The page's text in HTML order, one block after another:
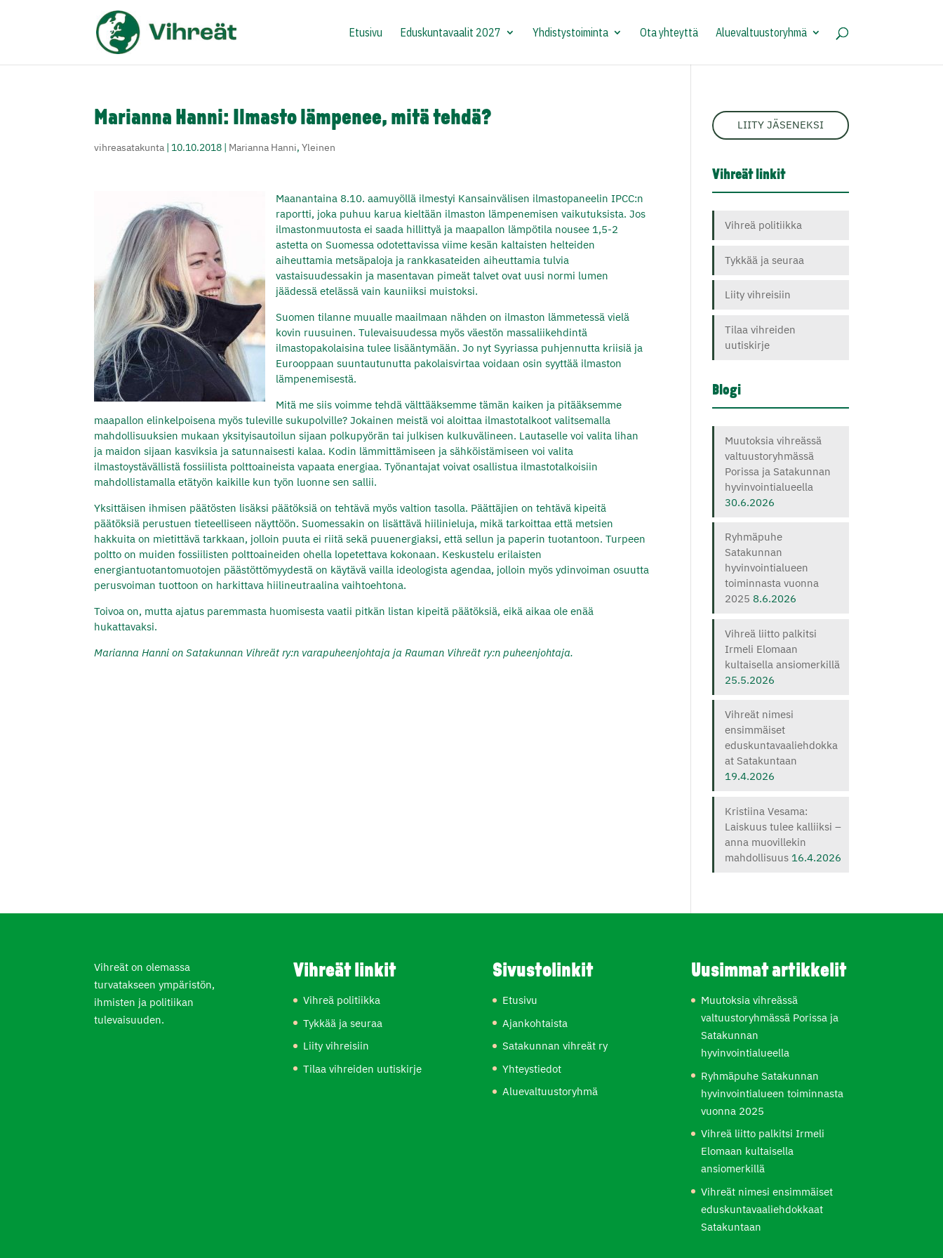
Etusivu Eduskuntavaalit 2027 Yhdistystoiminta Ota yhteyttä Aluevaltuustoryhmä
Marianna Hanni: Ilmasto lämpenee, mitä tehdä?
vihreasatakunta | 10.10.2018 | Marianna Hanni,Yleinen
Maanantaina 8.10. aamuyöllä ilmestyi Kansainvälisen ilmastopaneelin IPCC:n
raportti, joka puhuu karua kieltään ilmaston lämpenemisen vaikutuksista. Jos
ilmastonmuutosta ei saada hillittyä ja maapallon lämpötila nousee 1,5-2
astetta on Suomessa odotettavissa viime kesän kaltaisten helteiden
aiheuttamia metsäpaloja ja rankkasateiden aiheuttamia tulvia
vastaisuudessakin ja masentavan pimeät talvet ovat uusi normi lumen
jäädessä etelässä vain kauniiksi muistoksi.
Suomen tilanne muualle maailmaan nähden on ilmaston lämmetessä vielä
kovin ruusuinen. Tulevaisuudessa myös väestön massaliikehdintä
ilmastopakolaisina tulee lisääntymään. Jo nyt Syyriassa puhjennutta kriisiä ja
Eurooppaan suuntautunutta pakolaisvirtaa voidaan osin syyttää ilmaston
lämpenemisestä.
Mitä me siis voimme tehdä välttääksemme tämän kaiken ja pitääksemme
maapallon elinkelpoisena myös tuleville sukupolville? Jokainen meistä voi aloittaa ilmastotalkoot valitsemalla
mahdollisuuksien mukaan yksityisautoilun sijaan polkupyörän tai julkisen kulkuvälineen. Lautaselle voi valita lihan
ja maidon sijaan kasviksia ja satunnaisesti kalaa. Kodin lämmittämiseen ja sähköistämiseen voi valita
ilmastoystävällistä fossiilista polttoaineista vapaata energiaa. Työnantajat voivat osallistua ilmastotalkoisiin
mahdollistamalla etätyön kaikille kun työn luonne sen sallii.
Yksittäisen ihmisen päätösten lisäksi päätöksiä on tehtävä myös valtion tasolla. Päättäjien on tehtävä kipeitä
päätöksiä perustuen tieteelliseen näyttöön. Suomessakin on lisättävä hiilinieluja, mikä tarkoittaa että metsien
hakkuita on mietittävä tarkkaan, jolloin puuta ei riitä sekä puuenergiaksi, että sellun ja paperin tuotantoon. Turpeen
poltto on muiden fossiilisten polttoaineiden ohella lopetettava kokonaan. Keskustelu erilaisten
energiantuotantomuotojen päästöttömyydestä on käytävä vailla ideologista agendaa, jolloin myös ydinvoiman osuutta
perusvoiman tuottoon on harkittava hiilineutraalina vaihtoehtona.
Toivoa on, mutta ajatus paremmasta huomisesta vaatii pitkän listan kipeitä päätöksiä, eikä aikaa ole enää
hukattavaksi.
Marianna Hanni on Satakunnan Vihreät ry:n varapuheenjohtaja ja Rauman Vihreät ry:n puheenjohtaja.
LIITY JÄSENEKSI
Vihreät linkit
Vihreä politiikka
Tykkää ja seuraa
Liity vihreisiin
Tilaa vihreiden
uutiskirje
Blogi
Muutoksia vihreässä
valtuustoryhmässä
Porissa ja Satakunnan
hyvinvointialueella
30.6.2026
Ryhmäpuhe
Satakunnan
hyvinvointialueen
toiminnasta vuonna
2025 8.6.2026
Vihreä liitto palkitsi
Irmeli Elomaan
kultaisella ansiomerkillä
25.5.2026
Vihreät nimesi
ensimmäiset
eduskuntavaaliehdokka
at Satakuntaan
19.4.2026
Kristiina Vesama:
Laiskuus tulee kalliiksi –
anna muovillekin
mahdollisuus 16.4.2026
Vihreät on olemassa
turvatakseen ympäristön,
ihmisten ja politiikan
tulevaisuuden.
Vihreät linkit
Vihreä politiikka
Tykkää ja seuraa
Liity vihreisiin
Tilaa vihreiden uutiskirje
Sivustolinkit
Etusivu
Ajankohtaista
Satakunnan vihreät ry
Yhteystiedot
Aluevaltuustoryhmä
Uusimmat artikkelit
Muutoksia vihreässä
valtuustoryhmässä Porissa ja
Satakunnan
hyvinvointialueella
Ryhmäpuhe Satakunnan
hyvinvointialueen toiminnasta
vuonna 2025
Vihreä liitto palkitsi Irmeli
Elomaan kultaisella
ansiomerkillä
Vihreät nimesi ensimmäiset
eduskuntavaaliehdokkaat
Satakuntaan